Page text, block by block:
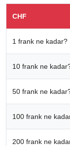
CHF
1 frank ne kadar?
10 frank ne
50 frank ne
100 frank ne
200 frank ne